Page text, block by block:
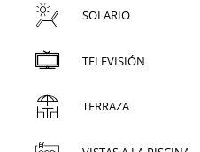
SOLARIO
TELEVISIÓN
TERRAZA